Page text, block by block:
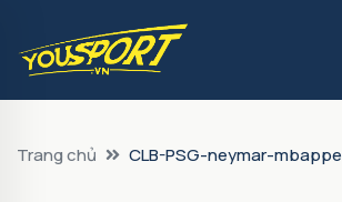
Trang chủ CLB-PSG-neymar-mbappe